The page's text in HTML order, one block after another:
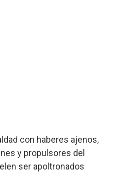
con haberes ajenos,
y propulsores del
ser apoltronados